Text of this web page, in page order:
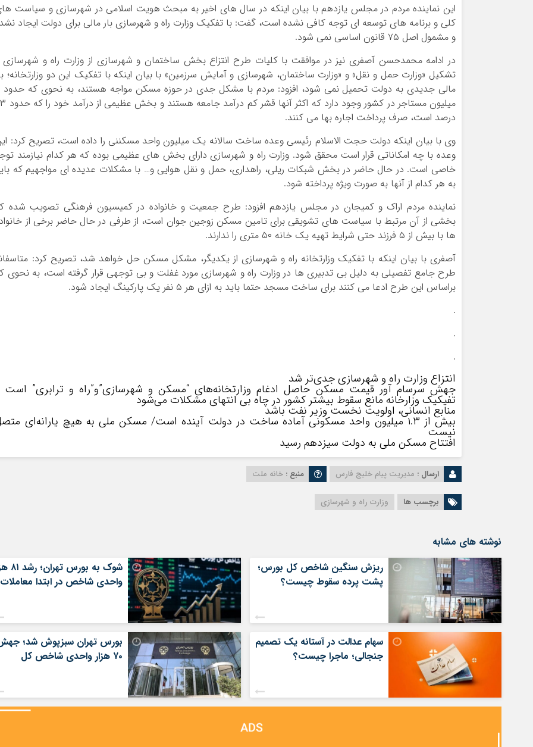
این نماینده مردم در مجلس یازدهم با بیان اینکه در سال های اخیر به مبحث هویت اسلامی در شهرسازی و سیاست
کلی و برنامه های توسعه ای توجه کافی نشده است، گفت: با تفکیک وزارت راه و شهرسازی بار مالی برای دولت ایجاد
و مشمول اصل ۷۵ قانون اساسی نمی شود.
در ادامه محمدحسن آصفری نیز در موافقت با کلیات طرح انتزاع بخش ساختمان و شهرسازی از وزارت راه و شهرسازی
تشکیل «وزارت حمل و نقل» و «وزارت ساختمان، شهرسازی و آمایش سرزمین» با بیان اینکه با تفکیک این دو وزارتخانه؛
میلیون مستاجر در کشور وجود
درصد است، صرف پرداخت اجاره بها می کنند.
وی با بیان اینکه دولت حجت الاسلام رئیسی وعده ساخت سالانه یک میلیون واحد مسکننی را داده است، تصریح کرد:
وعده با چه امکاناتی قرار است محقق شود. وزارت راه و شهرسازی دارای بخش های عظیمی بوده که هر کدام نیازمند
خاصی است. در حال حاضر در بخش شبکات ریلی، راهداری، حمل و نقل هوایی و… با مشکلات عدیده ای مواجهیم که
به هر کدام از آنها به صورت ویژه پرداخته شود.
نماینده مردم اراک و کمیجان در مجلس یازدهم افزود: طرح جمعیت و خانواده در کمیسیون فرهنگی تصویب شده
بخشی از آن مرتبط با سیاست های تشویقی برای تامین مسکن زوجین جوان است، از طرفی در حال حاضر برخی از
ها با بیش از ۵ فرزند حتی شرایط تهیه یک خانه ۵۰ متری را ندارند.
آصفری با بیان اینکه با تفکیک وزارتخانه راه و شهرسازی از یکدیگر، مشکل مسکن حل خواهد شد، تصریح کرد:
طرح جامع تفصیلی به دلیل بی تدبیری ها در وزارت راه و شهرسازی مورد غفلت و بی توجهی قرار گرفته است، به نحوی
براساس این طرح ادعا می کنند برای ساخت مسجد حتما باید به ازای هر ۵ نفر یک پارکینگ ایجاد شود.
.
.
.
انتزاع وزارت راه و شهرسازی جدی‌تر شد
جهش سرسام آور قیمت‌ مسکن حاصل ادغام وزارتخانه‌های “مسکن و شهرسازی”و”راه و ترابری”
تفیکیک وزارخانه مانع سقوط بیشتر کشور در چاه بی انتهای مشکلات می‌شود
منابع انسانی، اولویت نخست وزیر نفت باشد
بیش از ۱.۳ میلیون واحد مسکونی آماده ساخت در دولت آینده است/ مسکن ملی به هیچ یارانه‌ای
نیست
افتتاح مسکن ملی به دولت سیزدهم رسید
ارسال : مدیریت پیام خلیج فارس منبع : خانه ملت
برچسب ها وزارت راه و شهرسازی
نوشته های مشابه
ریزش سنگین شاخص کل بورس؛
پشت پرده سقوط چیست؟
شوک به
واحدی شاخص در ابتدا معاملات
سهام عدالت در آستانه یک تصمیم
جنجالی؛ ماجرا چیست؟
بورس تهران سبزپوش شد؛
۷۰ هزار واحدی شاخص کل